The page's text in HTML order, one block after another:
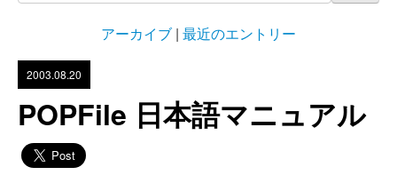
アーカイブ | 最近のエントリー
2003.08.20
POPFile 日本語マニュアル